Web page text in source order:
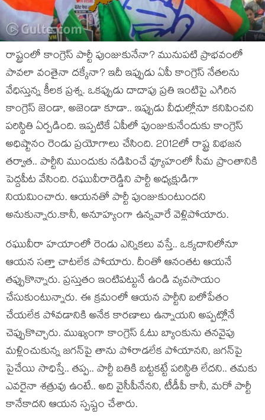
రాష్ట్రంలో కాంగ్రెస్ పార్టీ పుంజుకునేనా? మునుప‌టి ప్రాభ‌వంలో
పావ‌లా వంతైనా ద‌క్కేనా? ఇదీ ఇప్పుడు ఏపీ కాంగ్రెస్ నేత‌ల‌ను
వేధిస్తున్న కీల‌క ప్ర‌శ్న‌. ఒక‌ప్పుడు దాదాపు ప్ర‌తి ఇంటిపై ఎగిరిన
కాంగ్రెస్ జెండా, అజెండా కూడా.. ఇప్పుడు వీధుల్లోనూ క‌నిపించ‌ని
ప‌రిస్థితి ఏర్ప‌డింది. ఇప్ప‌టికే ఏపీలో పుంజుకునేందుకు కాంగ్రెస్
అధిష్టానం రెండు ప్ర‌యోగాలు చేసింది. 2012లో రాష్ట్ర విభ‌జ‌న
త‌ర్వాత‌.. పార్టీని ముందుకు న‌డిపించే వ్యూహంలో సీమ ప్రాంతానికి
పెద్ద‌పీట వేసింది. ర‌ఘువీరారెడ్డిని పార్టీ అధ్య‌క్షుడిగా
నియ‌మించారు. ఆయ‌న‌తో పార్టీ పుంజుకుంటుంద‌ని
అనుకున్నారు.కానీ, అనూహ్యంగా ఉన్న‌వారే వెళ్లిపోయారు.
ర‌ఘువీరా హయాంలో రెండు ఎన్నిక‌లు వ‌స్తే.. ఒక్క‌దానిలోనూ
ఆయ‌న స‌త్తా చాట‌లేక పోయారు. దీంతో ఆనంత‌ట ఆయ‌నే
త‌ప్పుకొన్నారు. ప్ర‌స్తుతం ఇంటిప‌ట్టునే ఉండి వ్య‌వసాయం
చేసుకుంటున్నారు. ఈ క్ర‌మంలో ఆయ‌న పార్టీని బ‌లోపేతం
చేయ‌లేక పోవ‌డానికి అనేక కార‌ణాలు ఉన్నాయ‌ని అప్ప‌ట్లోనే
చెప్పుకొచ్చారు. ముఖ్యంగా కాంగ్రెస్ ఓటు బ్యాంకును త‌న‌వైపు
మ‌ళ్లించుకున్న జ‌గ‌న్‌పై తాను పోరాడ‌లేక పోయాన‌ని, జ‌గ‌న్‌పై
పైచేయి సాధిస్తే.. త‌ప్ప‌.. పార్టీ బ‌తికి బ‌ట్ట‌క‌ట్టే ప‌రిస్థితి లేద‌ని.. త‌మ‌కు
ఎవ‌రైనా శ‌త్రువు ఉంటే.. అది వైసీపీనేన‌ని, టీడీపీ కానీ, మ‌రో పార్టీ
కానేకాద‌ని ఆయ‌న స్ప‌ష్టం చేశారు.